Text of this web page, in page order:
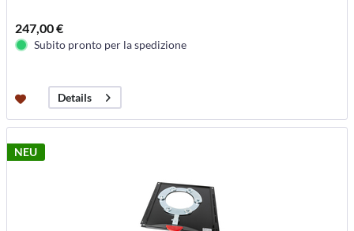
247,00 €
Subito pronto per la spedizione
Details
NEU